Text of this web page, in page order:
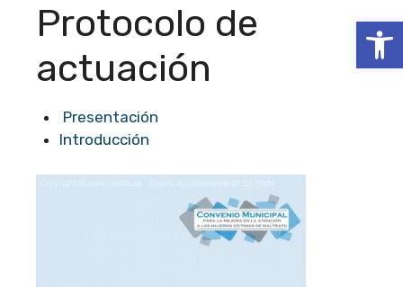
Abrir
Protocolo de
actuación
Presentación
Introducción